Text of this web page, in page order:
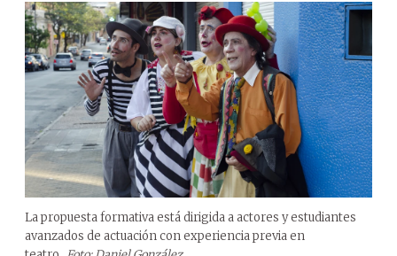
La propuesta formativa está dirigida a actores y estudiantes
avanzados de actuación con experiencia previa en